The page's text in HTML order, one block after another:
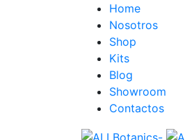
Home
Nosotros
Shop
Kits
Blog
Showroom
Contactos